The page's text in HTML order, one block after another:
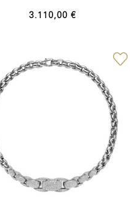
3.110,00 €